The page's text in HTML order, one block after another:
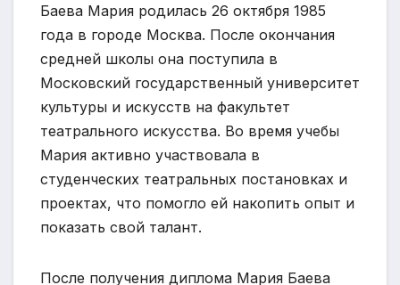
Баева Мария родилась 26 октября 1985
года в городе Москва. После окончания
средней школы она поступила в
Московский государственный университет
культуры и искусств на факультет
театрального искусства. Во время учебы
Мария активно участвовала в
студенческих театральных постановках и
проектах, что помогло ей накопить опыт и
показать свой талант.
После получения диплома Мария Баева